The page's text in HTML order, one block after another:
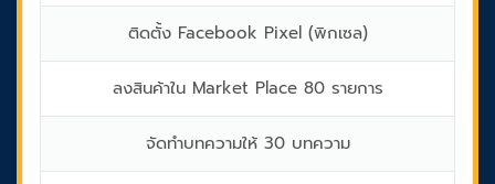
ติดตั้ง Facebook Pixel (พิกเซล)
ลงสินค้าใน Market Place 80 รายการ
จัดทำบทความให้ 30 บทความ